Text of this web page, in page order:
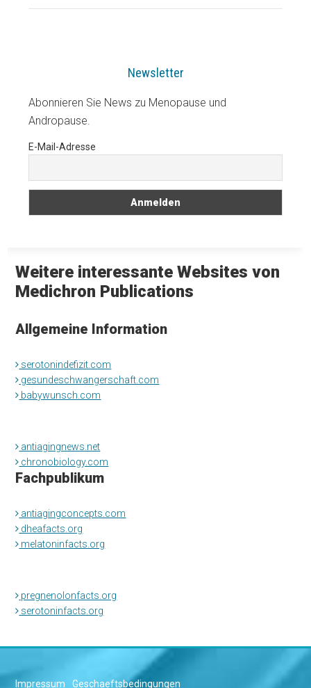
Newsletter
Abonnieren Sie News zu Menopause und
Andropause.
E-Mail-Adresse
Weitere interessante Websites von
Medichron Publications
Allgemeine Information
serotonindefizit.com
gesundeschwangerschaft.com
babywunsch.com
antiagingnews.net
chronobiology.com
Fachpublikum
antiagingconcepts.com
dheafacts.org
melatoninfacts.org
pregnenolonfacts.org
serotoninfacts.org
Impressum Geschaeftsbedingungen